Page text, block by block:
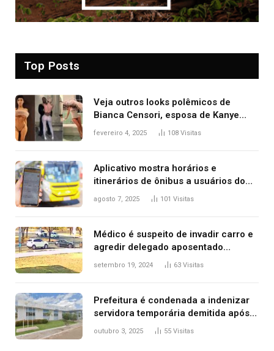
Top Posts
Veja outros looks polêmicos de
Bianca Censori, esposa de Kanye
West que apareceu nua no Grammy
fevereiro 4, 2025 108 Visitas
Aplicativo mostra horários e
itinerários de ônibus a usuários do
transporte público de Palmas; confira
agosto 7, 2025 101 Visitas
Médico é suspeito de invadir carro e
agredir delegado aposentado
durante confusão no trânsito
setembro 19, 2024 63 Visitas
Prefeitura é condenada a indenizar
servidora temporária demitida após
nascimento da filha
outubro 3, 2025 55 Visitas